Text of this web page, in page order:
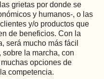
grietas por donde se
y humanos-, o las
y/o productos que
de beneficios. Con la
será mucho más fácil
la marcha, con
opciones de
competencia.